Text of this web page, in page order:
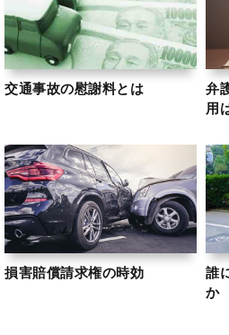
交通事故の慰謝料とは
弁
用
損害賠償請求権の時効
誰
か